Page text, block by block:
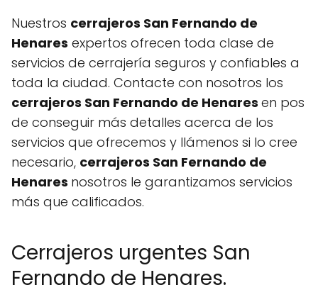
Nuestros cerrajeros San Fernando de
Henares expertos ofrecen toda clase de
servicios de cerrajería seguros y confiables a
toda la ciudad. Contacte con nosotros los
cerrajeros San Fernando de Henares en pos
de conseguir más detalles acerca de los
servicios que ofrecemos y llámenos si lo cree
necesario, cerrajeros San Fernando de
Henares nosotros le garantizamos servicios
más que calificados.
Cerrajeros urgentes San
Fernando de Henares.